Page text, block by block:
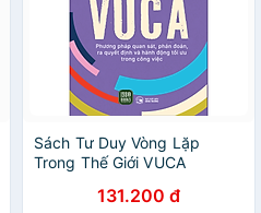
Sách Tư Duy Vòng Lặp
Trong Thế Giới VUCA
131.200 đ